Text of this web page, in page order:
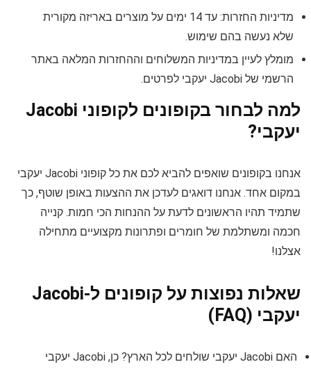
מדיניות החזרות: עד 14 ימים על מוצרים באריזה מקורית
שלא נעשה בהם שימוש.
מומלץ לעיין במדיניות המשלוחים וההחזרות המלאה באתר
הרשמי של Jacobi יעקבי לפרטים.
למה לבחור בקופונים לקופוני Jacobi
יעקבי?
אנחנו בקופונים שואפים להביא לכם את כל קופוני Jacobi יעקבי
במקום אחד. אנחנו דואגים לעדכן את ההצעות באופן שוטף, כך
שתמיד תהיו הראשונים לדעת על ההנחות הכי חמות. קנייה
חכמה ומשתלמת של חומרים ופתרונות מקצועיים מתחילה
אצלנו!
שאלות נפוצות על קופונים ל-Jacobi
יעקבי (FAQ)
האם Jacobi יעקבי שולחים לכל הארץ? כן, Jacobi יעקבי